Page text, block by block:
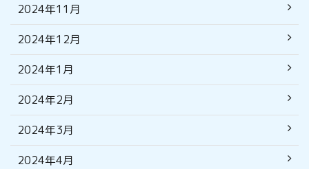
2024年11月
2024年12月
2024年1月
2024年2月
2024年3月
2024年4月